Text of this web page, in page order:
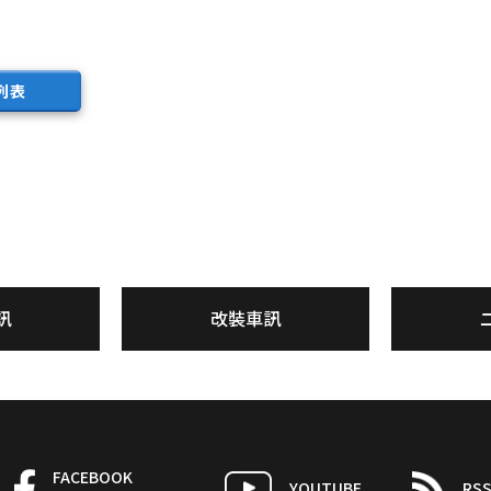
表
改裝車訊
FACEBOOK